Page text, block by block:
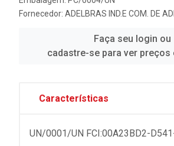
Fornecedor: ADELBRAS IND.E COM. DE
Faça seu login ou
cadastre-se para ver preços
Características
UN/0001/UN FCI:00A23BD2-